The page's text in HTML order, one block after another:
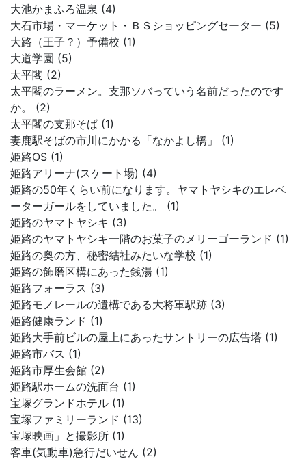
大池かまふろ温泉 (4)
大石市場・マーケット・ＢＳショッピングセーター (5)
大路（王子？）予備校 (1)
大道学園 (5)
太平閣 (2)
太平閣のラーメン。支那ソバっていう名前だったのです
か。 (2)
太平閣の支那そば (1)
妻鹿駅そばの市川にかかる「なかよし橋」 (1)
姫路OS (1)
姫路アリーナ(スケート場) (4)
姫路の50年くらい前になります。ヤマトヤシキのエレベ
ーターガールをしていました。 (1)
姫路のヤマトヤシキ (3)
姫路のヤマトヤシキ一階のお菓子のメリーゴーランド (1)
姫路の奥の方、秘密結社みたいな学校 (1)
姫路の飾磨区構にあった銭湯 (1)
姫路フォーラス (3)
姫路モノレールの遺構である大将軍駅跡 (3)
姫路健康ランド (1)
姫路大手前ビルの屋上にあったサントリーの広告塔 (1)
姫路市バス (1)
姫路市厚生会館 (2)
姫路駅ホームの洗面台 (1)
宝塚グランドホテル (1)
宝塚ファミリーランド (13)
宝塚映画」と撮影所 (1)
客車(気動車)急行だいせん (2)